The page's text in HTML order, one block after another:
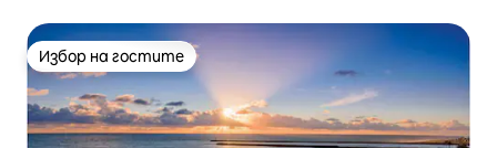
Избор на гостите
Избор на гостите